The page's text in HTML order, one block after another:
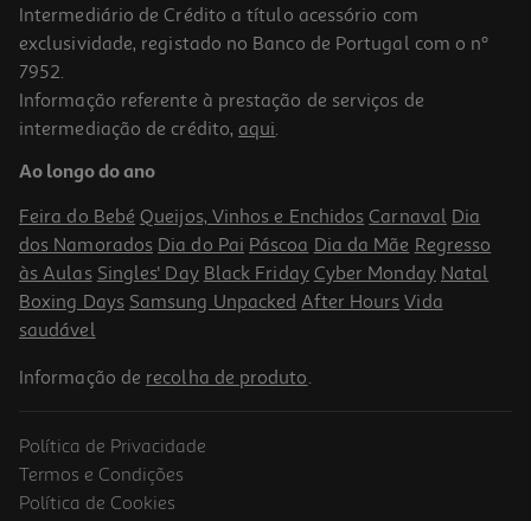
Spray Aftaspray 20ml
661.5 €/Lt
13,23 €
-25%
Intermediário de Crédito a título acessório com
exclusividade, registado no Banco de Portugal com o nº
7952.
Informação referente à prestação de serviços de
intermediação de crédito, aqui.
Ao longo do ano
Feira do Bebé Queijos, Vinhos e Enchidos Carnaval Dia
dos Namorados Dia do Pai Páscoa Dia da Mãe Regresso
às Aulas Singles' Day Black Friday Cyber Monday Natal
Boxing Days Samsung Unpacked After Hours Vida
saudável
Informação de recolha de produto.
Política de Privacidade
Termos e Condições
Política de Cookies